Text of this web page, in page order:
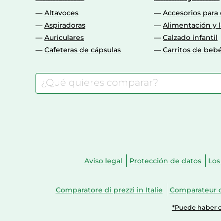
Altavoces
Aspiradoras
Auriculares
Cafeteras de cápsulas
Accesorios para
Alimentación y
Calzado infantil
Carritos de
Aviso legal Protección de datos
Comparatore di prezzi in Italie
Comparateur
*Puede haber